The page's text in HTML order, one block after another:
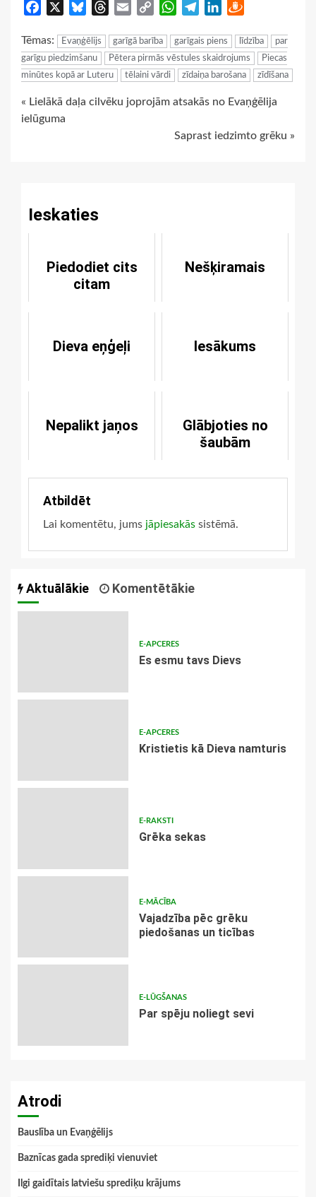
Facebook BlueskyThreads
Email
Copy
WhatsApp
TelegramLinkedIn
Tēmas: Evaņģēlijs garīgā barība garīgais piens līdzība
par
garīgu piedzimšanu
Pētera pirmās vēstules skaidrojums
Piecas
minūtes kopā ar Luteru
tēlaini vārdi zīdaiņa barošana zīdīšana
Continue
« Lielākā daļa cilvēku joprojām atsakās no Evaņģēlija
ielūguma
Saprast iedzimto grēku »
Ieskaties
Piedodiet cits
citam
Nešķiramais
Dieva eņģeļi Iesākums
Nepalikt jaņos
Glābjoties no
šaubām
Atbildēt
Lai komentētu, jums jāpiesakās sistēmā.
Aktuālākie Komentētākie
E-APCERES
Es esmu tavs Dievs
E-APCERES
Kristietis kā Dieva namturis
E-RAKSTI
Grēka sekas
E-MĀCĪBA
Vajadzība pēc grēku
piedošanas un ticības
E-LŪGŠANAS
Par spēju noliegt sevi
Atrodi
Bauslība un Evaņģēlijs
Baznīcas gada sprediķi vienuviet
Ilgi gaidītais latviešu sprediķu krājums